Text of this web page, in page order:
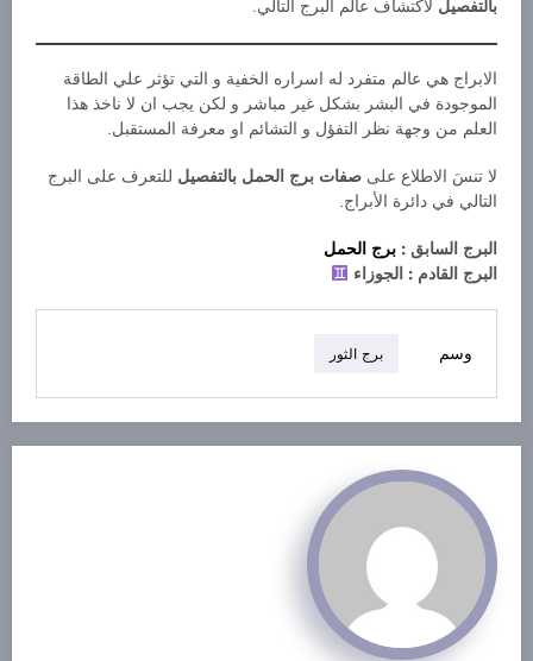
بالتفصيل لاكتشاف عالم البرج التالي.
الابراج هي عالم متفرد له اسراره الخفية و التي تؤثر علي الطاقة
الموجودة في البشر بشكل غير مباشر و لكن يجب ان لا ناخذ هذا
العلم من وجهة نظر التفؤل و التشائم او معرفة المستقبل.
لا تنسَ الاطلاع على صفات برج الحمل بالتفصيل للتعرف على البرج
التالي في دائرة الأبراج.
البرج السابق : برج الحمل
البرج القادم : الجوزاء
وسم برج الثور